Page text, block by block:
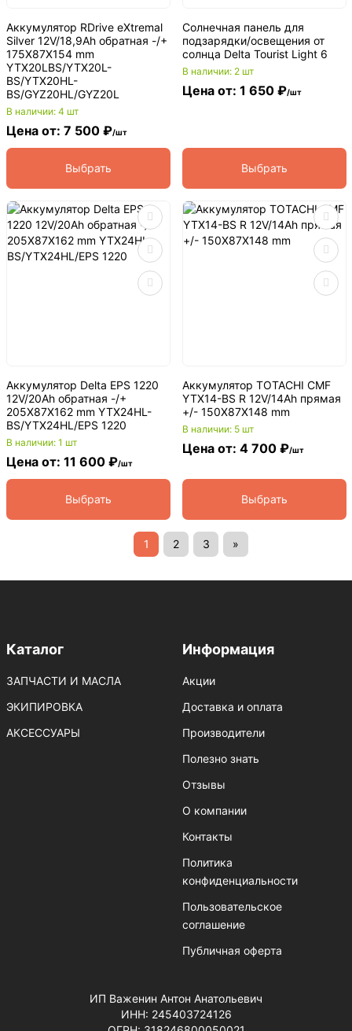
Аккумулятор RDrive eXtremal
Silver 12V/18,9Ah обратная -/+
175X87X154 mm
YTX20LBS/YTX20L-
BS/YTX20HL-
BS/GYZ20HL/GYZ20L
В наличии: 4 шт
Цена от: 7 500 ₽/шт
Выбрать
Солнечная панель для
подзарядки/освещения от
солнца Delta Tourist Light 6
В наличии: 2 шт
Цена от: 1 650 ₽/шт
Выбрать
Аккумулятор Delta EPS 1220
12V/20Ah обратная -/+
205X87X162 mm YTX24HL-
BS/YTX24HL/EPS 1220
В наличии: 1 шт
Цена от: 11 600 ₽/шт
Выбрать
Аккумулятор TOTACHI CMF
YTX14-BS R 12V/14Ah прямая
+/- 150X87X148 mm
В наличии: 5 шт
Цена от: 4 700 ₽/шт
Выбрать
1 2 3 »
Каталог
ЗАПЧАСТИ И МАСЛА
ЭКИПИРОВКА
АКСЕССУАРЫ
Информация
Акции
Доставка и оплата
Производители
Полезно знать
Отзывы
О компании
Контакты
Политика
конфиденциальности
Пользовательское
соглашение
Публичная оферта
ИП Важенин Антон Анатольевич
ИНН: 245403724126